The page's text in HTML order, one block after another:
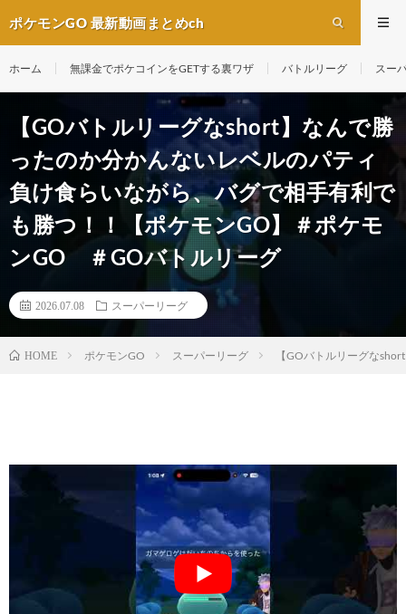
ポケモンGO 最新動画まとめch
ホーム 無課金でポケコインをGETする裏ワザ バトルリーグ スー
【GOバトルリーグなshort】なんで勝
ったのか分かんないレベルのパティ
負け食らいながら、バグで相手有利で
も勝つ！！【ポケモンGO】＃ポケモ
ンGO ＃GOバトルリーグ
2026.07.08 スーパーリーグ
HOME ポケモンGO スーパーリーグ 【GOバトルリーグな